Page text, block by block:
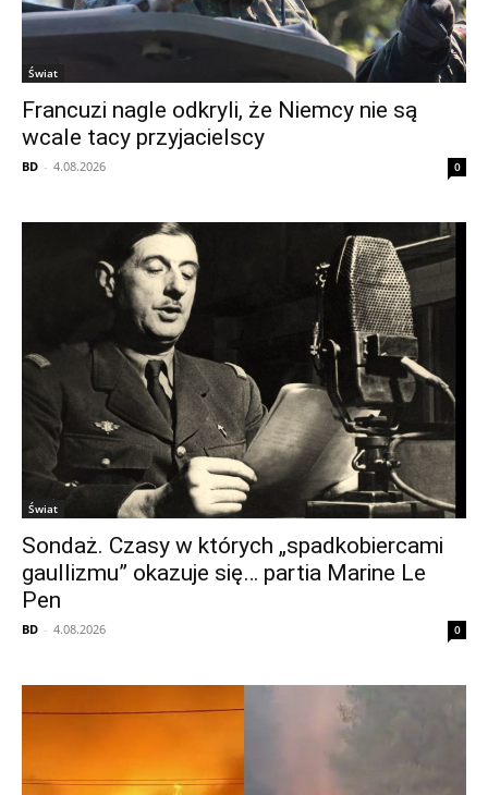
Świat
Francuzi nagle odkryli, że Niemcy nie są
wcale tacy przyjacielscy
BD - 4.08.2026 0
Świat
Sondaż. Czasy w których „spadkobiercami
gaullizmu” okazuje się… partia Marine Le
Pen
BD - 4.08.2026 0